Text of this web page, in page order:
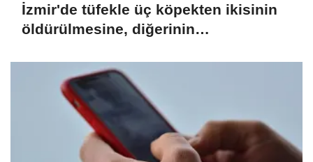
İzmir'de tüfekle üç köpekten ikisinin
öldürülmesine, diğerinin